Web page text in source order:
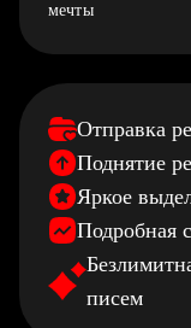
мечты
Отправка
Поднятие
Яркое
Подробная
писем